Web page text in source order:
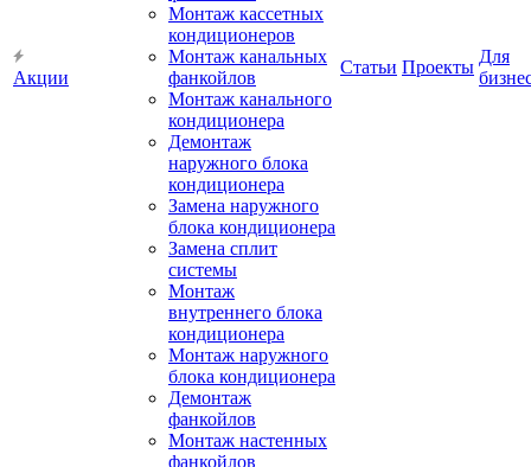
Акции
Монтаж кассетных
кондиционеров
Монтаж канальных
фанкойлов
Монтаж канального
кондиционера
Демонтаж
наружного блока
кондиционера
Замена наружного
блока кондиционера
Замена сплит
системы
Монтаж
внутреннего блока
кондиционера
Монтаж наружного
блока кондиционера
Демонтаж
фанкойлов
Монтаж настенных
фанкойлов
Статьи Проекты
Для